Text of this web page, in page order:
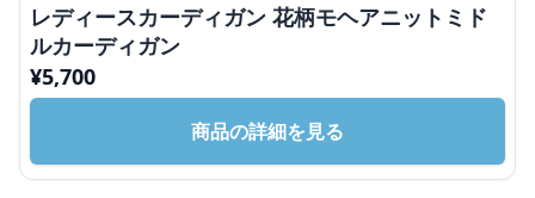
レディースカーディガン 花柄モヘアニットミド
ルカーディガン
¥5,700
商品の詳細を見る